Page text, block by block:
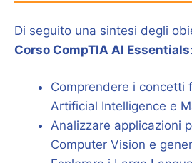
Di seguito una sintesi degli
Corso CompTIA AI Essentials:
Comprendere i concetti
Artificial Intelligence e
Analizzare applicazioni
Computer Vision e